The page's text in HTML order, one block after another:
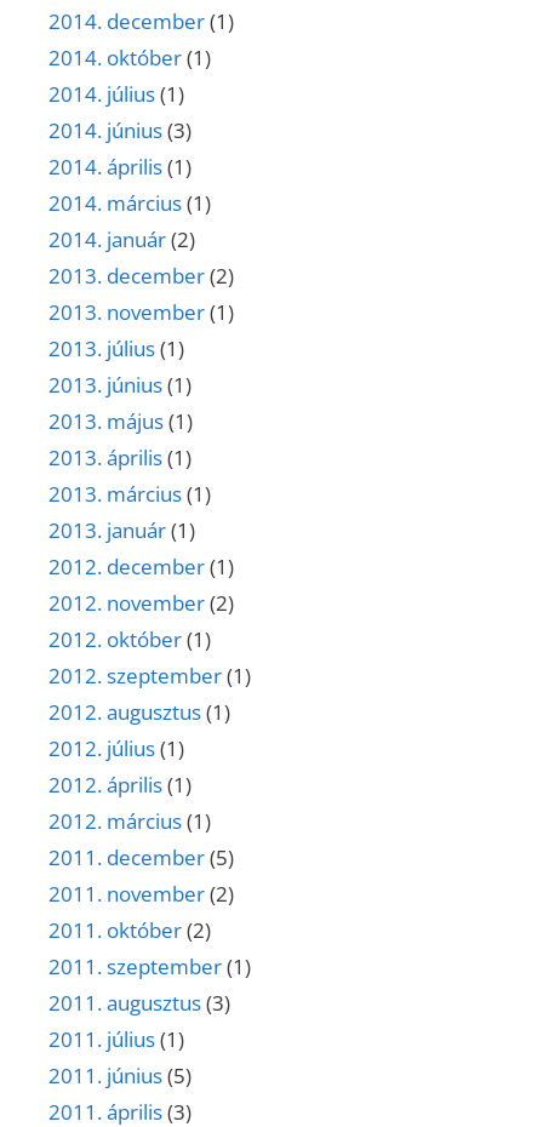
2014. december(1)
2014. október(1)
2014. július(1)
2014. június(3)
2014. április(1)
2014. március(1)
2014. január(2)
2013. december(2)
2013. november(1)
2013. július(1)
2013. június(1)
2013. május(1)
2013. április(1)
2013. március(1)
2013. január(1)
2012. december(1)
2012. november(2)
2012. október(1)
2012. szeptember(1)
2012. augusztus(1)
2012. július(1)
2012. április(1)
2012. március(1)
2011. december(5)
2011. november(2)
2011. október(2)
2011. szeptember(1)
2011. augusztus(3)
2011. július(1)
2011. június(5)
2011. április(3)